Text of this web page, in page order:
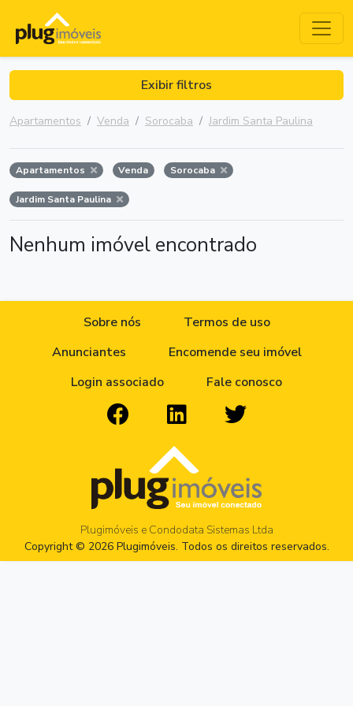
Exibir filtros
Apartamentos Venda Sorocaba Jardim Santa Paulina
Apartamentos Venda Sorocaba
Jardim Santa Paulina
Nenhum imóvel encontrado
Sobre nós
Termos de uso
Anunciantes
Encomende seu imóvel
Login associado
Fale conosco
Plugimóveis e Condodata Sistemas Ltda
Copyright © 2026 Plugimóveis. Todos os direitos reservados.